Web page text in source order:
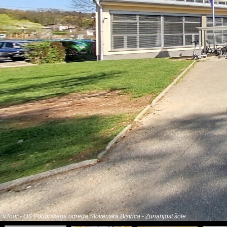
vTour - OŠ Pohorskega odreda Slovenska Bistrica - Zunanjost šole